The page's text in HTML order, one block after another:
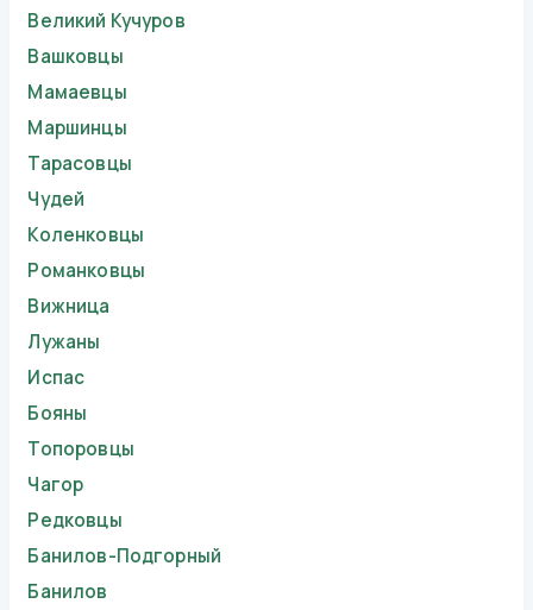
Великий Кучуров
Вашковцы
Мамаевцы
Маршинцы
Тарасовцы
Чудей
Коленковцы
Романковцы
Вижница
Лужаны
Испас
Бояны
Топоровцы
Чагор
Редковцы
Банилов-Подгорный
Банилов